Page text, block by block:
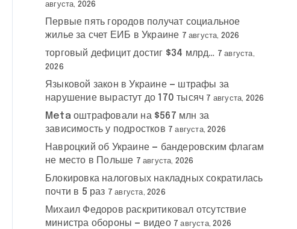
августа, 2026
Первые пять городов получат социальное
жилье за счет ЕИБ в Украине 7 августа, 2026
торговый дефицит достиг $34 млрд… 7 августа,
2026
Языковой закон в Украине — штрафы за
нарушение вырастут до 170 тысяч 7 августа, 2026
Meta оштрафовали на $567 млн за
зависимость у подростков 7 августа, 2026
Навроцкий об Украине — бандеровским флагам
не место в Польше 7 августа, 2026
Блокировка налоговых накладных сократилась
почти в 5 раз 7 августа, 2026
Михаил Федоров раскритиковал отсутствие
министра обороны — видео 7 августа, 2026